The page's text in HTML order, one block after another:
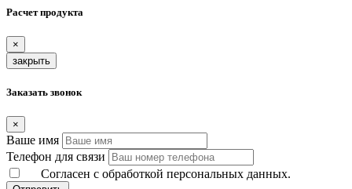
Расчет продукта
×
закрыть
Заказать звонок
×
Ваше имя
Телефон для связи
Согласен с обработкой персональных данных.